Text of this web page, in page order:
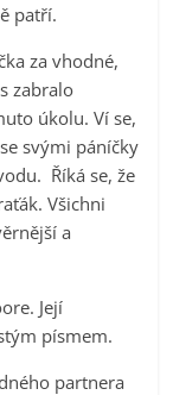
patří.
za vhodné,
zabralo
úkolu. Ví se,
svými páníčky
Říká se, že
Všichni
a
Její
písmem.
partnera